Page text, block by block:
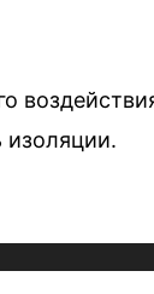
изоляции.